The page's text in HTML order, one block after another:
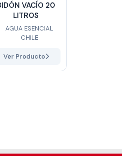
VACÍO 20
LITROS
AGUA ESENCIAL
CHILE
Ver Producto